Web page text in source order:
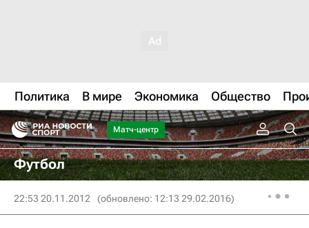
Политика В мире Экономика Общество
Матч-центр
Футбол
22:53 20.11.2012 (обновлено: 12:13 29.02.2016)